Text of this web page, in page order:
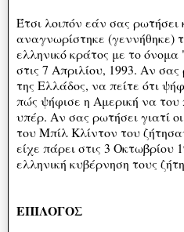
Έτσι λοιπόν εάν σας ρωτήσει
αναγνωρίστηκε (γεννήθηκε)
ελληνικό κράτος με το
στις 7 Απριλίου, 1993. Αν
της Ελλάδος, να πείτε ότι
πώς ψήφισε η Αμερική να του
υπέρ. Αν σας ρωτήσει γιατί
του Μπίλ Κλίντον του
είχε πάρει στις 3 Οκτωβρίου
ελληνική κυβέρνηση τους
ΕΠΙΛΟΓΟΣ